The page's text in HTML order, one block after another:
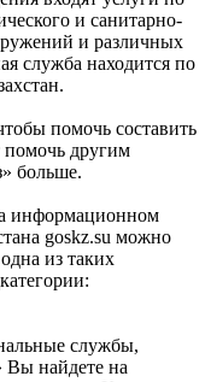
и санитарно-
и различных
служба находится по
помочь составить
другим
больше.
информационном
goskz.su можно
из таких
службы,
Вы найдете на